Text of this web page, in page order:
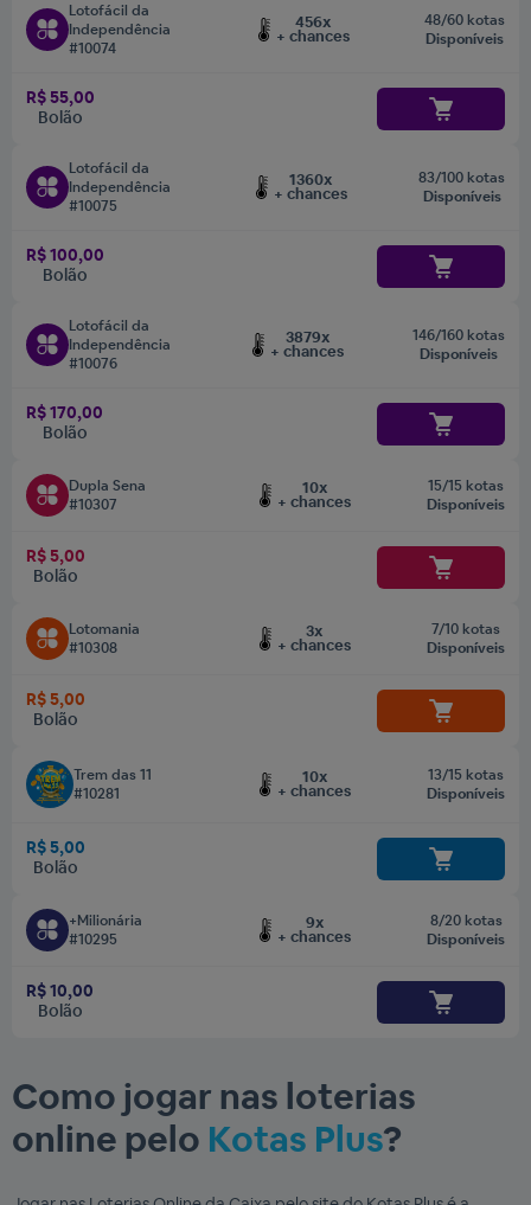
Lotofácil da
Independência
#10074
456x
+ chances
48/60 kotas
Disponíveis
R$ 55,00
Bolão
Lotofácil da
Independência
#10075
1360x
+ chances
83/100 kotas
Disponíveis
R$ 100,00
Bolão
Lotofácil da
Independência
#10076
3879x
+ chances
146/160 kotas
Disponíveis
R$ 170,00
Bolão
Dupla Sena
#10307
10x
+ chances
15/15 kotas
Disponíveis
R$ 5,00
Bolão
Lotomania
#10308
3x
+ chances
7/10 kotas
Disponíveis
R$ 5,00
Bolão
Trem das 11
#10281
10x
+ chances
13/15 kotas
Disponíveis
R$ 5,00
Bolão
+Milionária
#10295
9x
+ chances
8/20 kotas
Disponíveis
R$ 10,00
Bolão
Como jogar nas loterias
online pelo Kotas Plus?